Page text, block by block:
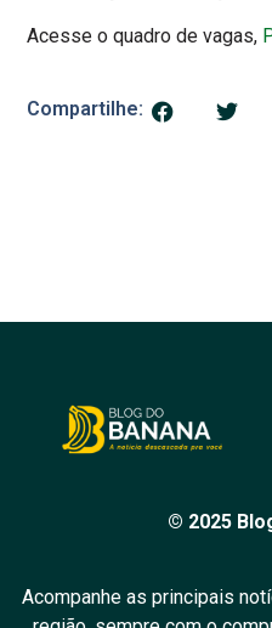
Acesse o quadro de vagas,
Compartilhe:
© 2025
Acompanhe as principais